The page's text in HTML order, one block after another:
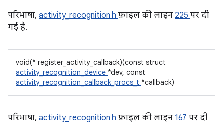
परिभाषा, activity_recognition.h फ़ाइल की लाइन 225 पर दी
गई है.
void(* register_activity_callback)(const struct
activity_recognition_device *dev, const
activity_recognition_callback_procs_t *callback)
परिभाषा, activity_recognition.h फ़ाइल की लाइन 167 पर दी